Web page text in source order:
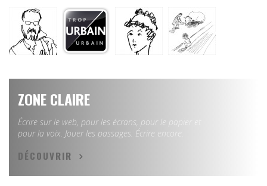
ZONE CLAIRE
Écrire sur le web, pour les écrans, pour le papier et
pour la voix. Jouer les passages. Écrire encore.
DÉCOUVRIR